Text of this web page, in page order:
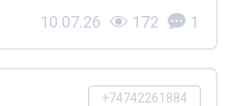
10.07.26 172 1
+74742261884